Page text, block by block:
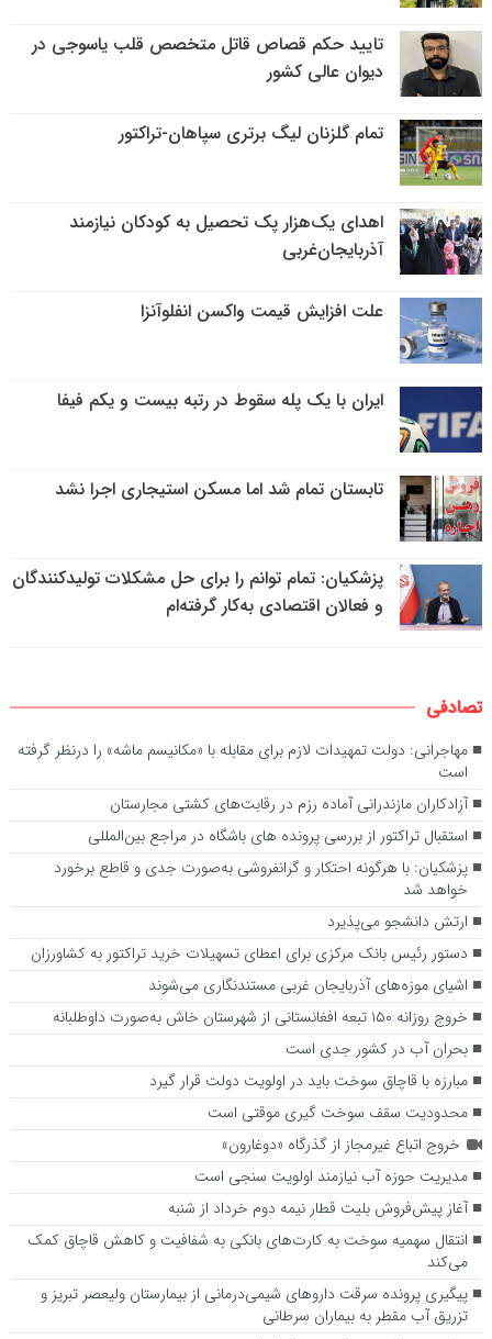
تایید حکم قصاص قاتل متخصص قلب یاسوجی در
دیوان عالی کشور
تمام گلزنان لیگ‌ برتری سپاهان-تراکتور
اهدای یک‌هزار پک تحصیل به کودکان نیازمند
آذربایجان‌غربی
علت افزایش قیمت واکسن انفلوآنزا
ایران با یک پله سقوط در رتبه بیست و یکم فیفا
تابستان تمام شد اما مسکن استیجاری اجرا نشد
پزشکیان: تمام توانم را برای حل مشکلات تولیدکنندگان
و فعالان اقتصادی به‌کار گرفته‌ام
تصادفی
مهاجرانی: دولت تمهیدات لازم برای مقابله با «مکانیسم ماشه» را درنظر گرفته
است
آزادکاران مازندرانی آماده رزم در رقابت‌های کشتی مجارستان
استقبال تراکتور از بررسی پرونده های باشگاه در مراجع بین‌المللی
پزشکیان: با هرگونه احتکار و گرانفروشی به‌صورت جدی و قاطع برخورد
خواهد شد
ارتش دانشجو می‌پذیرد
دستور رئیس بانک مرکزی برای اعطای تسهیلات خرید تراکتور به کشاورزان
اشیای موزه‌های آذربایجان غربی مستندنگاری می‌شوند
خروج روزانه ۱۵۰ تبعه افغانستانی از شهرستان خاش به‌صورت داوطلبانه
بحران آب در کشور جدی است
مبارزه با قاچاق سوخت باید در اولویت دولت قرار گیرد
محدودیت سقف سوخت گیری موقتی است
خروج اتباع غیرمجاز از گذرگاه «دوغارون»
مدیریت حوزه آب نیازمند اولویت سنجی است
آغاز پیش‌فروش بلیت‌ قطار نیمه دوم خرداد از شنبه
انتقال سهمیه سوخت به کارت‌های بانکی به شفافیت و کاهش قاچاق کمک
می‌کند
پیگیری پرونده سرقت داروهای شیمی‌درمانی از بیمارستان ولیعصر تبریز و
تزریق آب مقطر به بیماران سرطانی